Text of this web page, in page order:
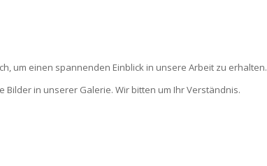
um einen spannenden Einblick in unsere Arbeit zu erhalten.
in unserer Galerie. Wir bitten um Ihr Verständnis.